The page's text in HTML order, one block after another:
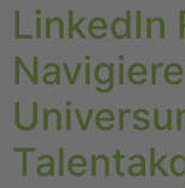
LinkedIn